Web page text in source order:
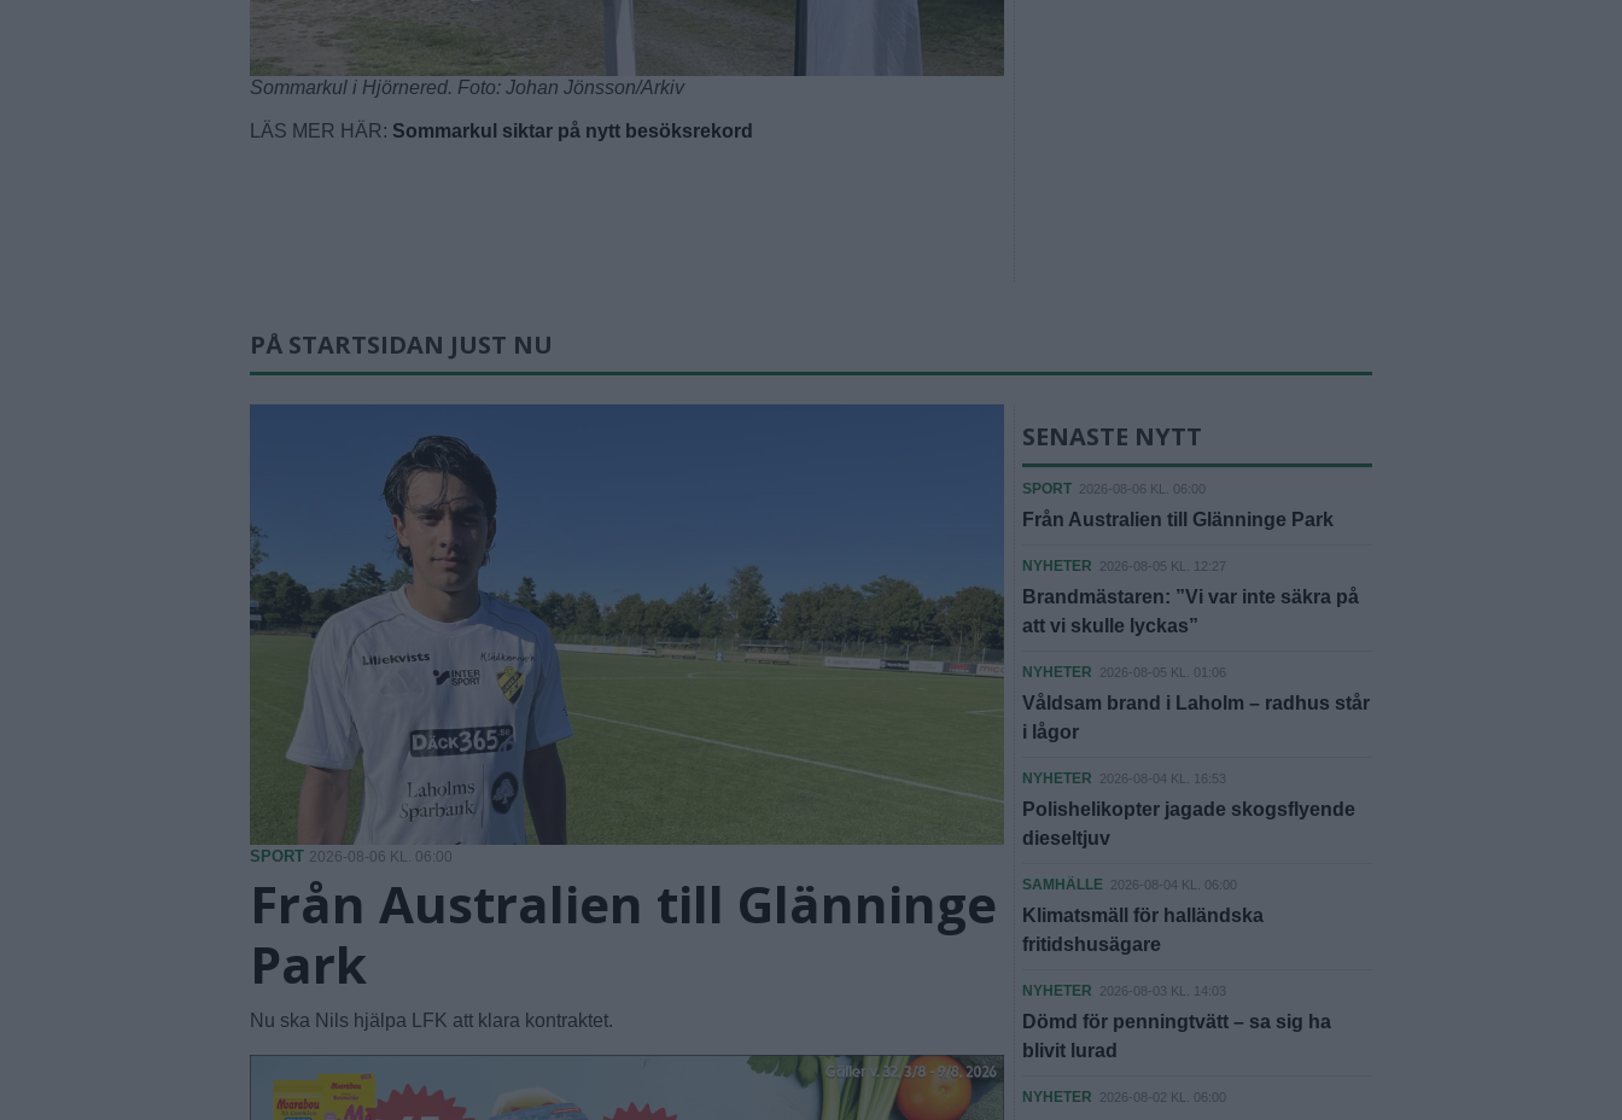
Sommarkul i Hjörnered. Foto: Johan Jönsson/Arkiv
LÄS MER HÄR: Sommarkul siktar på nytt besöksrekord
PÅ STARTSIDAN JUST NU
SPORT 2026-08-06 KL. 06:00
Från Australien till Glänninge
Park
Nu ska Nils hjälpa LFK att klara kontraktet.
SENASTE NYTT
SPORT 2026-08-06 KL. 06:00
Från Australien till Glänninge Park
NYHETER 2026-08-05 KL. 12:27
Brandmästaren: ”Vi var inte säkra på
att vi skulle lyckas”
NYHETER 2026-08-05 KL. 01:06
Våldsam brand i Laholm – radhus står
i lågor
NYHETER 2026-08-04 KL. 16:53
Polishelikopter jagade skogsflyende
dieseltjuv
SAMHÄLLE 2026-08-04 KL. 06:00
Klimatsmäll för halländska
fritidshusägare
NYHETER 2026-08-03 KL. 14:03
Dömd för penningtvätt – sa sig ha
blivit lurad
NYHETER 2026-08-02 KL. 06:00